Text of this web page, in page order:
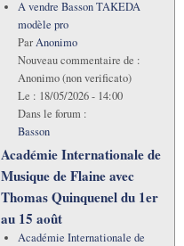
A vendre Basson TAKEDA
modèle pro
ParAnonimo
Nouveau commentaire de :
Anonimo (non verificato)
Le : 18/05/2026 - 14:00
Dans le forum :
Basson
Académie Internationale de
Musique de Flaine avec
Thomas Quinquenel du 1er
au 15 août
Académie Internationale de